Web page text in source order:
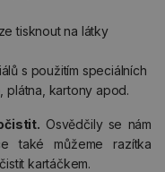
tisknout na látky
s použitím speciálních
plátna, kartony apod.
Osvědčily se nám
také můžeme razítka
kartáčkem.